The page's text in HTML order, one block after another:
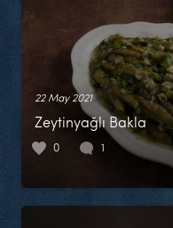
22 May 2021
Zeytinyağlı Bakla
0 1